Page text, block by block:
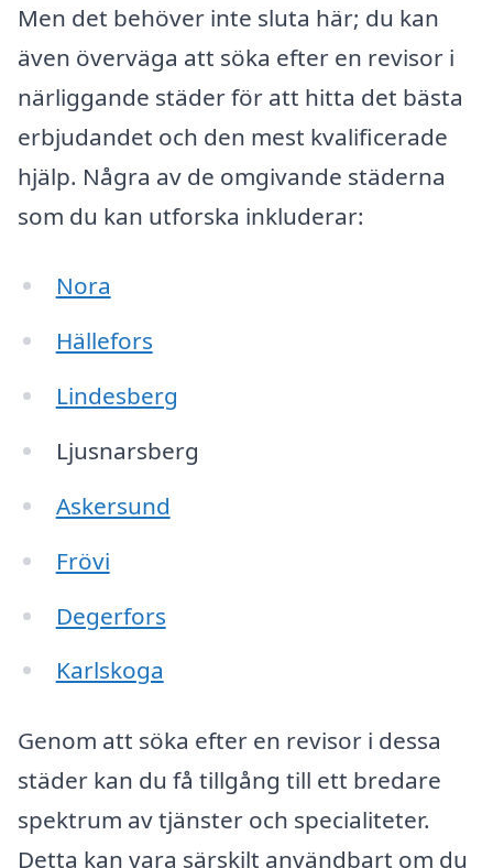
Men det behöver inte sluta här; du kan
även överväga att söka efter en revisor i
närliggande städer för att hitta det bästa
erbjudandet och den mest kvalificerade
hjälp. Några av de omgivande städerna
som du kan utforska inkluderar:
Nora
Hällefors
Lindesberg
Ljusnarsberg
Askersund
Frövi
Degerfors
Karlskoga
Genom att söka efter en revisor i dessa
städer kan du få tillgång till ett bredare
spektrum av tjänster och specialiteter.
Detta kan vara särskilt användbart om du